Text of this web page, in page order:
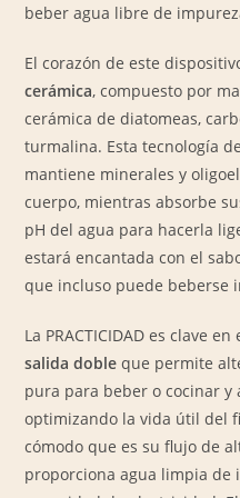
beber agua libre de
El corazón de este
cerámica, compuesto por
cerámica de diatomeas,
turmalina. Esta tecnología
mantiene minerales y
cuerpo, mientras absorbe
pH del agua para hacerla
estará encantada con el
que incluso puede beberse
La PRACTICIDAD es clave
salida doble que permite
pura para beber o cocinar y
optimizando la vida útil del
cómodo que es su flujo de
proporciona agua limpia de